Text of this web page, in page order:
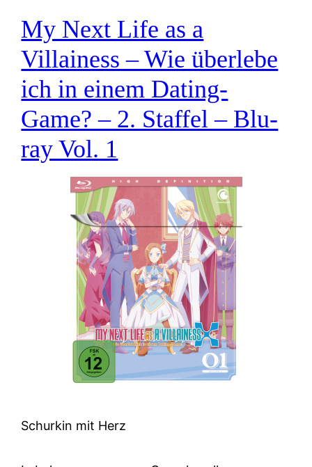
My Next Life as a
Villainess – Wie überlebe
ich in einem Dating-
Game? – 2. Staffel – Blu-
ray Vol. 1
Schurkin mit Herz